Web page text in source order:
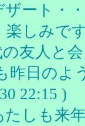
ート・
楽しみで
友人と
昨日のよ
22:15 )
たしも